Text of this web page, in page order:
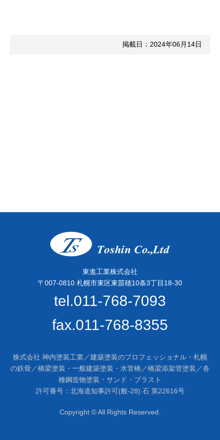
掲載日：2024年06月14日
東進工業株式会社
〒007-0810 札幌市東区東苗穂10条3丁目18-30
tel.011-768-7093
fax.011-768-8355
株式会社 神内塗装工業／建築塗装のプロフェッショナル・札幌
の鉄骨／橋梁塗装・一般建築塗装・水管橋／橋梁添架管塗装／各
種鋼造物塗装・サンド・ブラスト
許可番号：北海道知事許可(般-28) 石 第22616号
Copyright © All Rights Reserved.